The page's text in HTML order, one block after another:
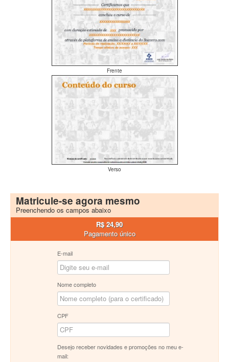
Frente
Verso
Matricule-se agora mesmo
Preenchendo os campos abaixo
R$ 24,90
Pagamento único
E-mail
Nome completo
CPF
Desejo receber novidades e promoções no meu e-
mail: